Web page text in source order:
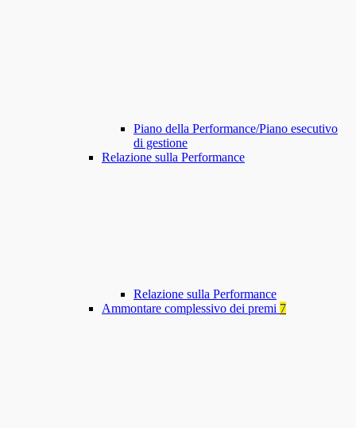
Piano della Performance/Piano esecutivo
di gestione
Relazione sulla Performance
Relazione sulla Performance
Ammontare complessivo dei premi 7